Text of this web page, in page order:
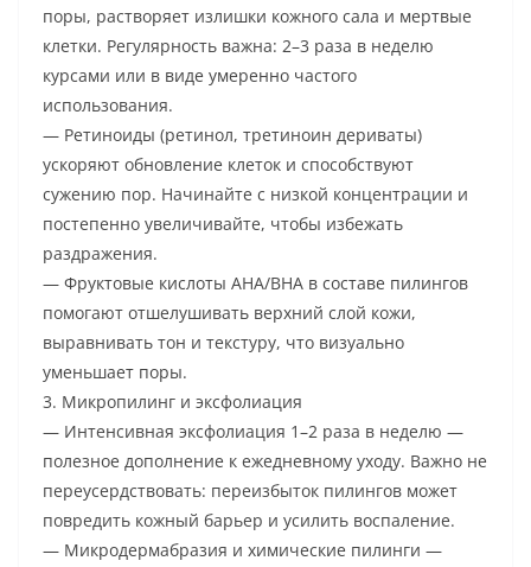
поры, растворяет излишки кожного сала и мертвые
клетки. Регулярность важна: 2–3 раза в неделю
курсами или в виде умеренно частого
использования.
— Ретиноиды (ретинол, третиноин дериваты)
ускоряют обновление клеток и способствуют
сужению пор. Начинайте с низкой концентрации и
постепенно увеличивайте, чтобы избежать
раздражения.
— Фруктовые кислоты AHA/BHA в составе пилингов
помогают отшелушивать верхний слой кожи,
выравнивать тон и текстуру, что визуально
уменьшает поры.
3. Микропилинг и эксфолиация
— Интенсивная эксфолиация 1–2 раза в неделю —
полезное дополнение к ежедневному уходу. Важно не
переусердствовать: переизбыток пилингов может
повредить кожный барьер и усилить воспаление.
— Микродермабразия и химические пилинги —